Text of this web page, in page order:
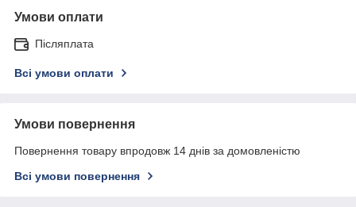
Умови оплати
Післяплата
Всі умови оплати
Умови повернення
Повернення товару впродовж 14 днів за домовленістю
Всі умови повернення